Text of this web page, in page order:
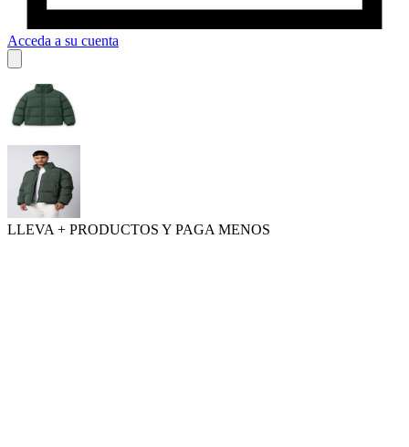
Acceda a su cuenta
LLEVA + PRODUCTOS Y PAGA MENOS